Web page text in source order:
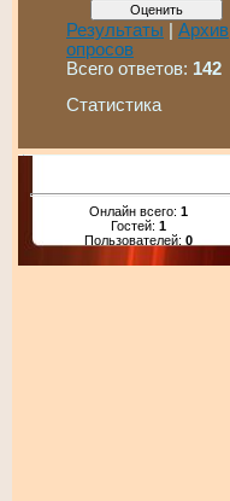
Результаты | Архив
опросов
Всего ответов: 142
Статистика
Онлайн всего: 1
Гостей: 1
Пользователей: 0